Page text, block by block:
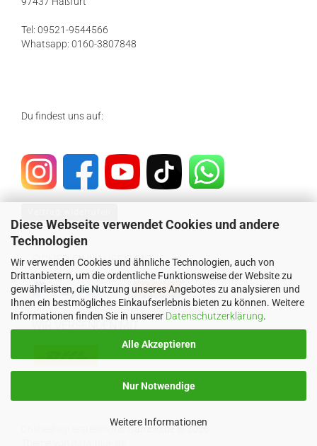
Diese Webseite verwendet Cookies und andere
Technologien
Wir verwenden Cookies und ähnliche Technologien, auch von
Drittanbietern, um die ordentliche Funktionsweise der Website zu
gewährleisten, die Nutzung unseres Angebotes zu analysieren und
Ihnen ein bestmögliches Einkaufserlebnis bieten zu können. Weitere
Informationen finden Sie in unserer Datenschutzerklärung.
Alle Akzeptieren
Nur Notwendige
Weitere Informationen
Tel: 09521-9544566
Whatsapp: 0160-3807848
Du findest uns auf:
SICHER EINKAUFEN MIT
mit Gambio.de © 2026